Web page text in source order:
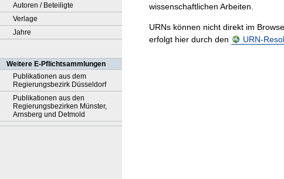
Autoren / Beteiligte
Verlage
Jahre
Weitere E-Pflichtsammlungen
Publikationen aus dem
Regierungsbezirk Düsseldorf
Publikationen aus den
Regierungsbezirken Münster,
Arnsberg und Detmold
wissenschaftlichen Arbeiten.
URNs können nicht direkt im
erfolgt hier durch den
URN-